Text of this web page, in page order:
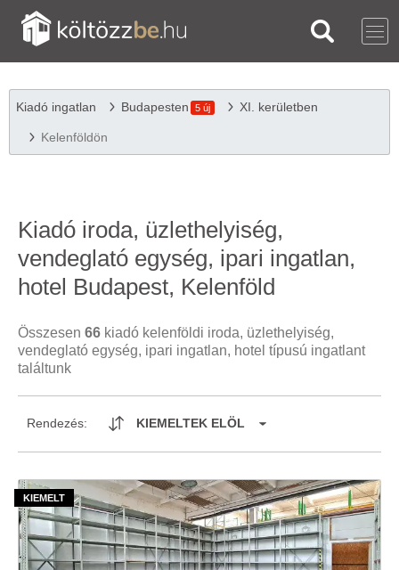
Kiadó ingatlan Budapesten 5 új XI. kerületben
Kelenföldön
Kiadó iroda, üzlethelyiség,
vendeglató egység, ipari ingatlan,
hotel Budapest, Kelenföld
Összesen 66 kiadó kelenföldi iroda, üzlethelyiség,
vendeglató egység, ipari ingatlan, hotel típusú ingatlant
találtunk
Rendezés: KIEMELTEK ELÖL